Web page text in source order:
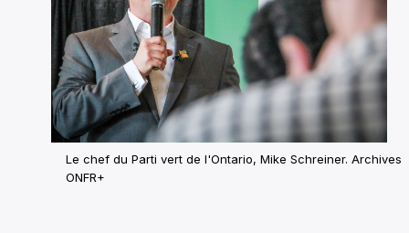
Le chef du Parti vert de l'Ontario, Mike Schreiner. Archives
ONFR+